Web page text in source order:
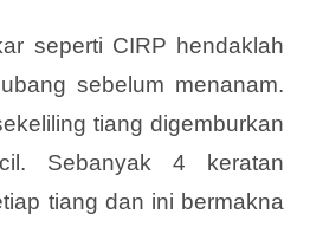
seperti CIRP hendaklah
sebelum menanam.
tiang digemburkan
Sebanyak 4 keratan
tiang dan ini bermakna